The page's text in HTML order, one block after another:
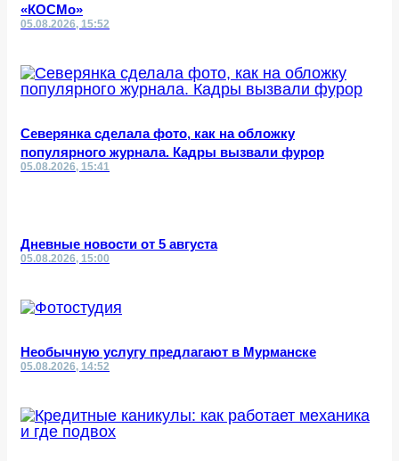
«КОСМо»
05.08.2026, 15:52
Северянка сделала фото, как на обложку
популярного журнала. Кадры вызвали фурор
05.08.2026, 15:41
Дневные новости от 5 августа
05.08.2026, 15:00
Необычную услугу предлагают в Мурманске
05.08.2026, 14:52